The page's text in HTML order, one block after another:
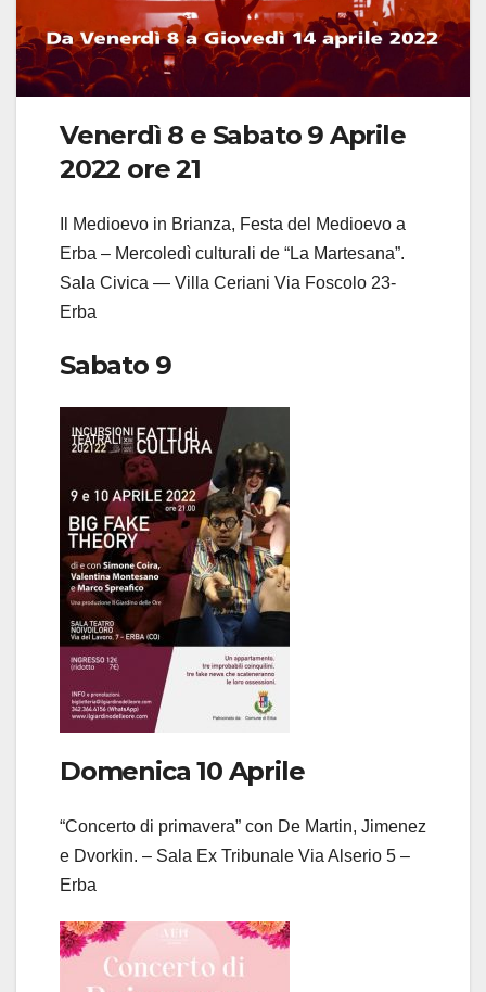
Venerdì 8 e Sabato 9 Aprile
2022 ore 21
Il Medioevo in Brianza, Festa del Medioevo a
Erba – Mercoledì culturali de “La Martesana”.
Sala Civica — Villa Ceriani Via Foscolo 23-
Erba
Sabato 9
Domenica 10 Aprile
“Concerto di primavera” con De Martin, Jimenez
e Dvorkin. – Sala Ex Tribunale Via Alserio 5 –
Erba